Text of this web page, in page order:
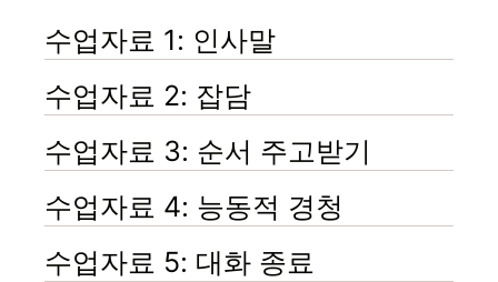
수업자료 1: 인사말
수업자료 2: 잡담
수업자료 3: 순서 주고받기
수업자료 4: 능동적 경청
수업자료 5: 대화 종료